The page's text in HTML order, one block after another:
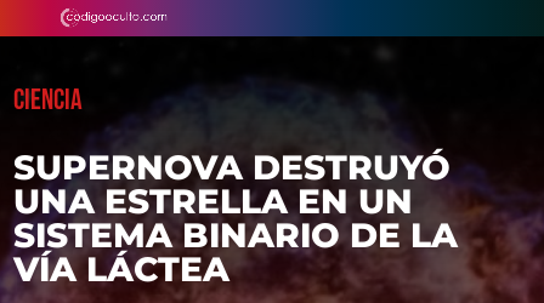
CIENCIA
SUPERNOVA DESTRUYÓ
UNA ESTRELLA EN UN
SISTEMA BINARIO DE LA
VÍA LÁCTEA